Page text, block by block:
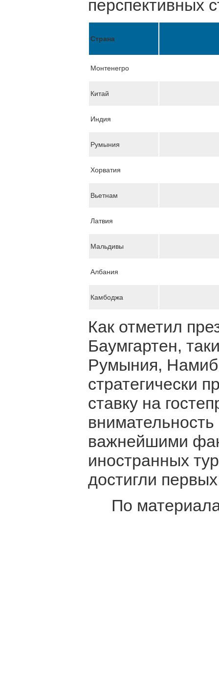
перспективных
Страна
Монтенегро
Китай
Индия
Румыния
Хорватия
Вьетнам
Латвия
Мальдивы
Албания
Камбоджа
Как отметил
Баумгартен,
Румыния,
стратегически
ставку на
важнейшими
иностранных
достигли
По